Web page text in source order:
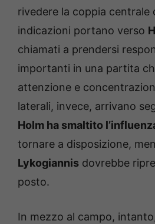
rivedere la coppia centrale
indicazioni portano verso
chiamati a prendersi
importanti in una partita
attenzione e
laterali, invece, arrivano
Holm ha smaltito
tornare a disposizione,
Lykogiannis dovrebbe
posto.
In mezzo al campo,